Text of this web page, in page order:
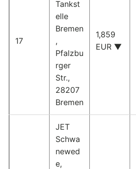
17
Tankst
elle
Bremen
,
Pfalzbu
rger
Str.,
28207
Bremen
1,859
EUR ▼
JET
Schwa
newed
e,